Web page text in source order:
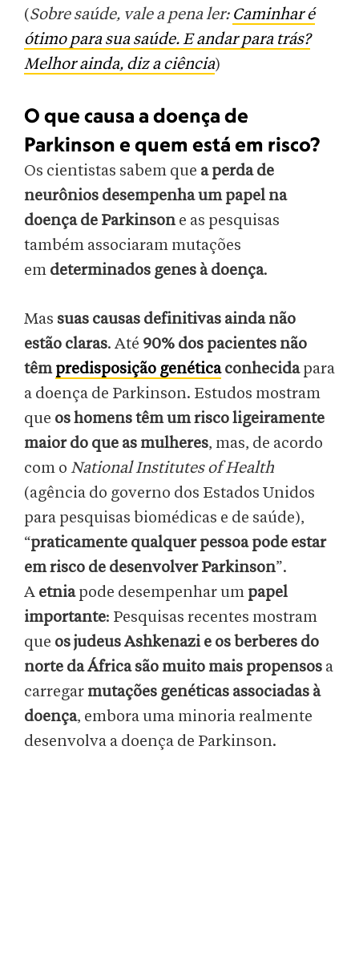
(Sobre saúde, vale a pena ler: Caminhar é
ótimo para sua saúde. E andar para trás?
Melhor ainda, diz a ciência)
O que causa a doença de
Parkinson e quem está em risco?
Os cientistas sabem que a perda de
neurônios desempenha um papel na
doença de Parkinson e as pesquisas
também associaram mutações
em determinados genes à doença.
Mas suas causas definitivas ainda não
estão claras. Até 90% dos pacientes não
têmpredisposição genéticaconhecidapara
a doença de Parkinson. Estudos mostram
que os homens têm um risco ligeiramente
maior do que as mulheres, mas, de acordo
com o National Institutes of Health
(agência do governo dos Estados Unidos
para pesquisas biomédicas e de saúde),
“praticamente qualquer pessoa pode estar
em risco de desenvolver Parkinson”.
A etniapode desempenhar um papel
importante: Pesquisas recentes mostram
que os judeus Ashkenazi e os berberes do
norte da África são muito mais propensos a
carregar mutações genéticas associadas à
doença, embora uma minoria realmente
desenvolva a doença de Parkinson.